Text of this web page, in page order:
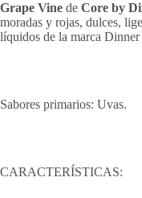
Grape Vine de Core by
moradas y rojas, dulces,
líquidos de la marca
Sabores primarios: Uvas.
CARACTERÍSTICAS: